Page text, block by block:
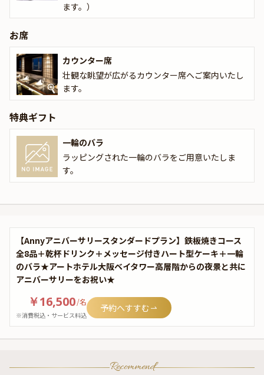
ます。）
お席
カウンター席
壮観な眺望が広がるカウンター席へご案内いたし
ます。
特典ギフト
一輪のバラ
ラッピングされた一輪のバラをご用意いたしま
す。
【Annyアニバーサリースタンダードプラン】鉄板焼きコース
全8品＋乾杯ドリンク＋メッセージ付きハート型ケーキ＋一輪
のバラ★アートホテル大阪ベイタワー高層階からの夜景と共に
アニバーサリーをお祝い★
￥16,500/名
※消費税込・サービス料込
予約へすすむ
Recommend